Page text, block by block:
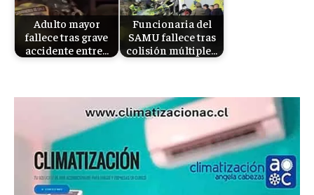
Adulto mayor
fallece tras grave
accidente entre…
Funcionaria del
SAMU fallece tras
colisión múltiple…